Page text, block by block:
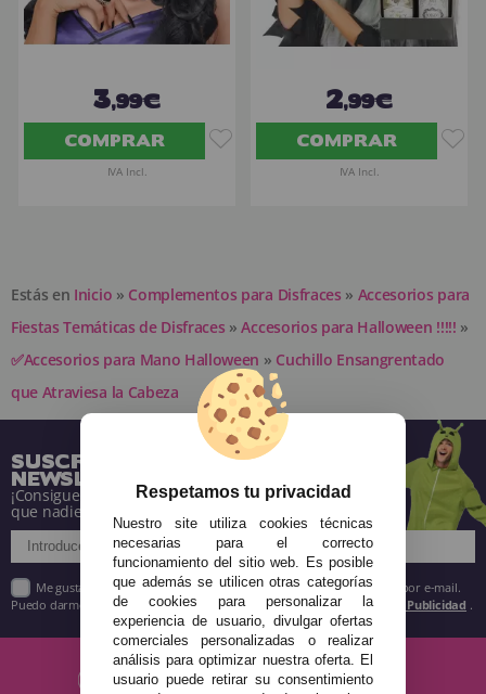
3,99€
COMPRAR
IVA Incl.
2,99€
COMPRAR
IVA Incl.
Estás en Inicio » Complementos para Disfraces » Accesorios para
Fiestas Temáticas de Disfraces » Accesorios para Halloween !!!!! »
✅Accesorios para Mano Halloween » Cuchillo Ensangrentado
que Atraviesa la Cabeza
SUSCRÍBETE A NUESTRA
NEWSLETTER
¡Consigue descuentos y entérate de todo antes
que nadie!
Me gustaría recibir descuentos exclusivos, novedades y tendencias por e-mail.
Puedo darme de baja cuando quiera según lo recogido en la Política de Publicidad .
Respetamos tu privacidad
Nuestro site utiliza cookies técnicas
necesarias para el correcto
funcionamiento del sitio web. Es posible
que además se utilicen otras categorías
de cookies para personalizar la
experiencia de usuario, divulgar ofertas
comerciales personalizadas o realizar
análisis para optimizar nuestra oferta. El
usuario puede retirar su consentimiento